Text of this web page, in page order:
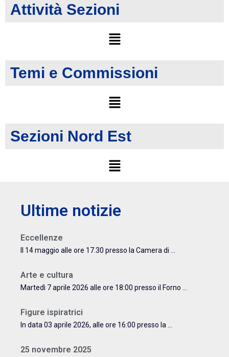
Attività Sezioni
Temi e Commissioni
Sezioni Nord Est
Ultime notizie
Eccellenze
Il 14 maggio alle ore 17.30 presso la Camera di ...
Arte e cultura
Martedì 7 aprile 2026 alle ore 18:00 presso il Forno ...
Figure ispiratrici
In data 03 aprile 2026, alle ore 16:00 presso la ...
25 novembre 2025